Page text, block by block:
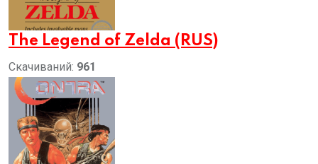
The Legend of Zelda (RUS)
Скачиваний: 961